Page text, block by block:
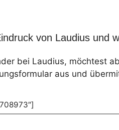
von Laudius und
bei Laudius, möchtest
aus und